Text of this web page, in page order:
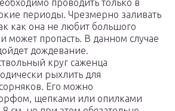
проводить только в
периоды. Чрезмерно заливать
как она не любит большого
может пропасть. В данном случае
дождевание.
круг саженца
рыхлить для
Его можно
щепками или опилками